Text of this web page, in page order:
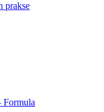
prakse
Formula